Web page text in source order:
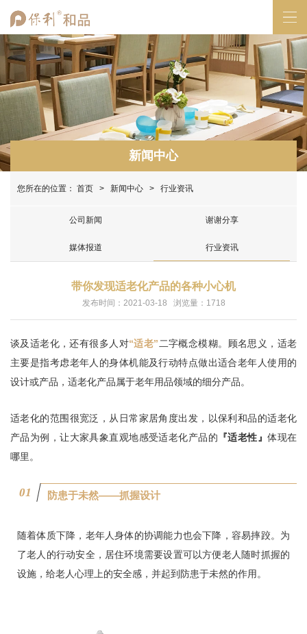
新闻中心
您所在的位置： 首页 > 新闻中心 > 行业资讯
公司新闻 谢谢分享
媒体报道 行业资讯
带你发现适老化产品的各种小心机
发布时间：2021-03-18 浏览量：1718
谈及适老化，还有很多人对“适老” 二字概念模糊。顾名思义，适老
主要是指考虑老年人的身体机能及行动特点做出适合老年人使用的
设计或产品，适老化产品属于老年用品领域的细分产品。
适老化的范围很宽泛，从日常家居角度出发，以保利和品的适老化
产品为例，让大家具象直观地感受适老化产品的 『适老性』体现在
哪里。
01 防患于未然——抓握设计
随着体质下降，老年人身体的协调能力也会下降，容易摔跤。为
了老人的行动安全，居住环境需要设置可以方便老人随时抓握的
设施，给老人心理上的安全感，并起到防患于未然的作用。